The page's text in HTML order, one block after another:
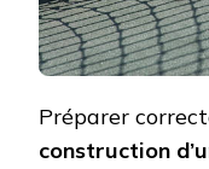
Préparer
construction